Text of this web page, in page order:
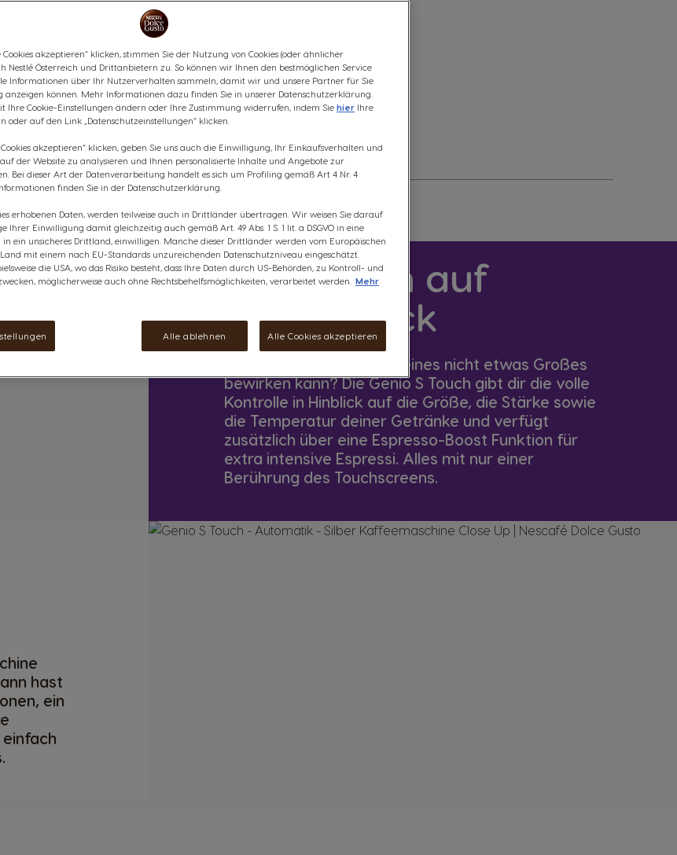
€ 119,99
Wunschliste
Wunschzettel
Perfektion auf
knopfdruck
Wer sagt, dass etwas Kleines nicht etwas Großes
bewirken kann? Die Genio S Touch gibt dir die volle
Kontrolle in Hinblick auf die Größe, die Stärke sowie
die Temperatur deiner Getränke und verfügt
zusätzlich über eine Espresso-Boost Funktion für
extra intensive Espressi. Alles mit nur einer
Berührung des Touchscreens.
hast
ein
Cookies akzeptieren“ klicken, stimmen Sie der Nutzung von Cookies (oder ähnlicher
Nestlé Österreich und Drittanbietern zu. So können wir Ihnen den bestmöglichen Service
Informationen über Ihr Nutzerverhalten sammeln, damit wir und unsere Partner für Sie
anzeigen können. Mehr Informationen dazu finden Sie in unserer Datenschutzerklärung.
Ihre Cookie-Einstellungen ändern oder Ihre Zustimmung widerrufen, indem Sie hier Ihre
oder auf den Link „Datenschutzeinstellungen“ klicken.
akzeptieren“ klicken, geben Sie uns auch die Einwilligung, Ihr Einkaufsverhalten und
der Website zu analysieren und Ihnen personalisierte Inhalte und Angebote zur
Bei dieser Art der Datenverarbeitung handelt es sich um Profiling gemäß Art 4 Nr. 4
Informationen finden Sie in der Datenschutzerklärung.
erhobenen Daten, werden teilweise auch in Drittländer übertragen. Wir weisen Sie darauf
Ihrer Einwilligung damit gleichzeitig auch gemäß Art. 49 Abs. 1 S. 1 lit. a DSGVO in eine
ein unsicheres Drittland, einwilligen. Manche dieser Drittländer werden vom Europäischen
mit einem nach EU-Standards unzureichenden Datenschutzniveau eingeschätzt.
die USA, wo das Risiko besteht, dass Ihre Daten durch US-Behörden, zu Kontroll- und
möglicherweise auch ohne Rechtsbehelfsmöglichkeiten, verarbeitet werden.
Mehr
Alle ablehnen Alle Cookies akzeptieren